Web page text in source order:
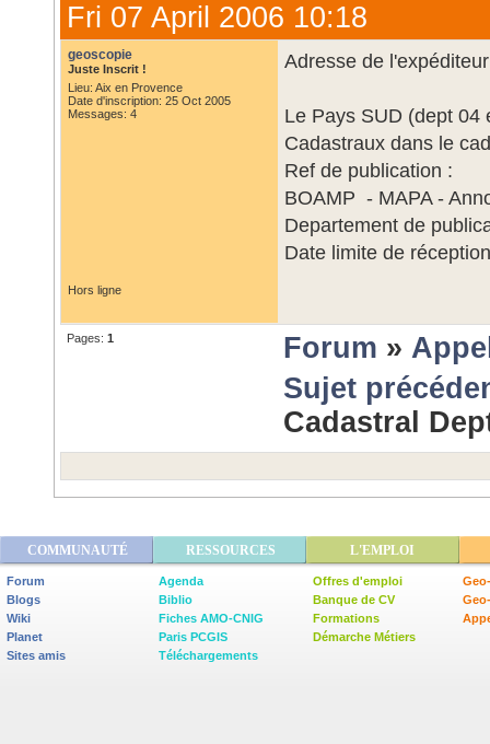
Fri 07 April 2006 10:18
geoscopie
Juste Inscrit !
Lieu: Aix en Provence
Date d'inscription: 25 Oct 2005
Messages: 4
Adresse de
Le Pays SUD (dept 04
Cadastraux dans le
Ref de publication :
BOAMP - MAPA -
Departement de
Date limite de
Hors ligne
Pages: 1 Forum »
Sujet
Cadastral
COMMUNAUTÉ RESSOURCES L'EMPLOI
Forum
Blogs
Wiki
Planet
Sites amis
Agenda
Biblio
Fiches AMO-CNIG
Paris PCGIS
Téléchargements
Offres d'emploi
Banque de CV
Formations
Démarche Métiers